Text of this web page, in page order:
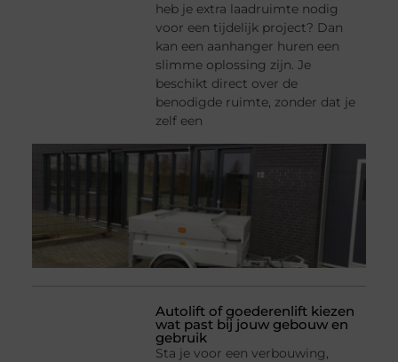
heb je extra laadruimte nodig
voor een tijdelijk project? Dan
kan een aanhanger huren een
slimme oplossing zijn. Je
beschikt direct over de
benodigde ruimte, zonder dat je
zelf een
Autolift of goederenlift kiezen
wat past bij jouw gebouw en
gebruik
Sta je voor een verbouwing,